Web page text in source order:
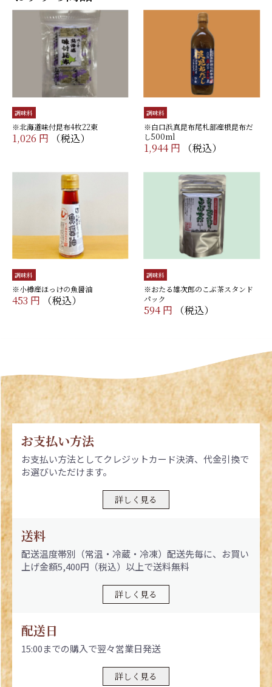
調味料
※北海道味付昆布4枚22束
1,026 円 （税込）
調味料
※白口浜真昆布尾札部産根昆布だ
し500ml
1,944 円 （税込）
調味料
※小樽産ほっけの魚醤油
453 円 （税込）
調味料
※おたる雄次郎のこぶ茶スタンド
パック
594 円 （税込）
お支払い方法
お支払い方法としてクレジットカード決済、代金引換で
お選びいただけます。
詳しく見る
送料
配送温度帯別（常温・冷蔵・冷凍）配送先毎に、お買い
上げ金額5,400円（税込）以上で送料無料
詳しく見る
配送日
15:00までの購入で翌々営業日発送
詳しく見る